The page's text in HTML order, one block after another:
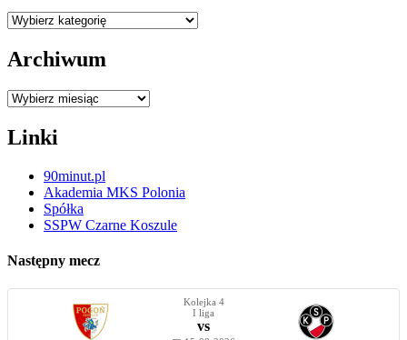
Kategorie
Archiwum
Archiwum
Linki
90minut.pl
Akademia MKS Polonia
Spółka
SSPW Czarne Koszule
Następny mecz
Kolejka 4
I liga
vs